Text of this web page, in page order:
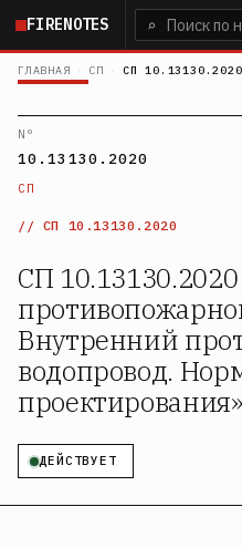
Перейти
основному
FIRENOTES ⌕
ГЛАВНАЯ › СП › СП 10.13130.2020
N°
10.13130.2020
СП
СП 10.13130.2020
СП
Внутренний
водопровод.
проектирования»
ДЕЙСТВУЕТ